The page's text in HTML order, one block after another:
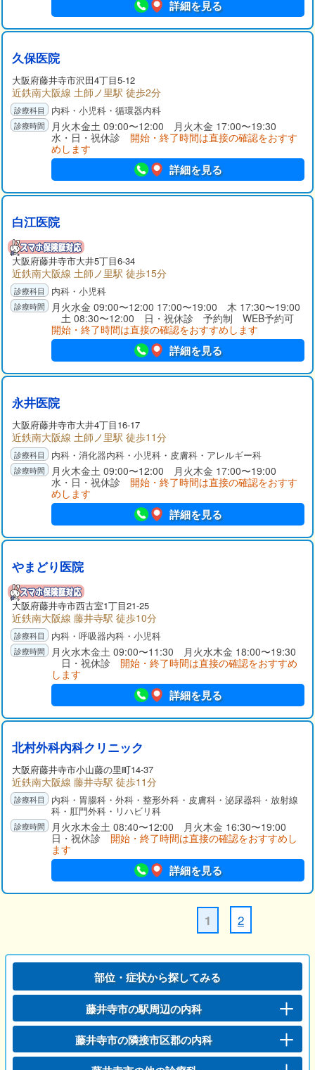
詳細を見る
久保医院
大阪府藤井寺市沢田4丁目5-12
近鉄南大阪線 土師ノ里駅 徒歩2分
内科・小児科・循環器内科
月火木金土 09:00〜12:00 月火木金 17:00〜19:30
水・日・祝休診 開始・終了時間は直接の確認をおすす
めします
詳細を見る
白江医院
大阪府藤井寺市大井5丁目6-34
近鉄南大阪線 土師ノ里駅 徒歩15分
内科・小児科
月火水金 09:00〜12:00 17:00〜19:00 木 17:30〜19:00
土 08:30〜12:00 日・祝休診 予約制 WEB予約可
開始・終了時間は直接の確認をおすすめします
詳細を見る
永井医院
大阪府藤井寺市大井4丁目16-17
近鉄南大阪線 土師ノ里駅 徒歩11分
内科・消化器内科・小児科・皮膚科・アレルギー科
月火木金土 09:00〜12:00 月火木金 17:00〜19:00
水・日・祝休診 開始・終了時間は直接の確認をおすす
めします
詳細を見る
やまどり医院
大阪府藤井寺市西古室1丁目21-25
近鉄南大阪線 藤井寺駅 徒歩10分
内科・呼吸器内科・小児科
月火水木金土 09:00〜11:30 月火水木金 18:00〜19:30
日・祝休診 開始・終了時間は直接の確認をおすすめ
します
詳細を見る
北村外科内科クリニック
大阪府藤井寺市小山藤の里町14-37
近鉄南大阪線 藤井寺駅 徒歩11分
内科・胃腸科・外科・整形外科・皮膚科・泌尿器科・放射線
科・肛門外科・リハビリ科
月火水木金土 08:40〜12:00 月火木金 16:30〜19:00
日・祝休診 開始・終了時間は直接の確認をおすすめし
ます
詳細を見る
1 2
部位・症状から探してみる
藤井寺市の駅周辺の内科
藤井寺市の隣接市区郡の内科